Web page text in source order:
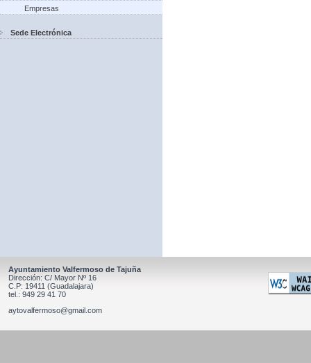
Empresas
Sede Electrónica
Ayuntamiento Valfermoso de Tajuña
Dirección: C/ Mayor Nº 16
C.P: 19411 (Guadalajara)
tel.: 949 29 41 70
aytovalfermoso@gmail.com